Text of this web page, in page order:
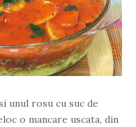
unul rosu cu suc de
o mancare uscata, din